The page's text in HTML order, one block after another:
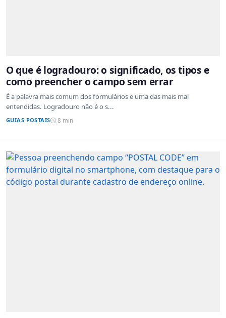
O que é logradouro: o significado, os tipos e
como preencher o campo sem errar
É a palavra mais comum dos formulários e uma das mais mal
entendidas. Logradouro não é o s...
GUIAS POSTAIS 8 min